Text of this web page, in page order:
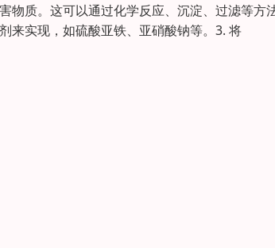
物质。这可以通过化学反应、沉淀、过滤等方
来实现，如硫酸亚铁、亚硝酸钠等。3. 将